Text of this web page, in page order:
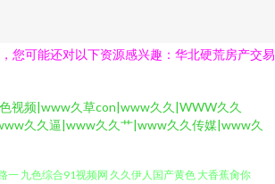
您可能还对以下资源感兴趣：华北硬荒房产交易
视频|www久草con|www久久|WWW久久
久久逼|www久久艹|www久久传媒|www久